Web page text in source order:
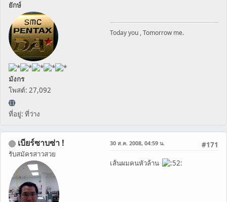
ยักษ์
มังกร
โพสต์: 27,092
ที่อยู่: ที่ว่าง
Today you , Tomorrow me.
เบียร์ซาบซ่า !
รับสมัครสาวสวย
#171
30 ส.ค. 2008, 04:59 น.
เส้นผมคนหัวล้าน